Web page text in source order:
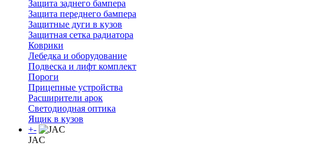
Защита заднего бампера
Защита переднего бампера
Защитные дуги в кузов
Защитная сетка радиатора
Коврики
Лебедка и оборудование
Подвеска и лифт комплект
Пороги
Прицепные устройства
Расширители арок
Светодиодная оптика
Ящик в кузов
+-
JAC